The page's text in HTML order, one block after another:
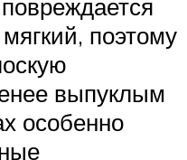
поэтому
выпуклым
особенно